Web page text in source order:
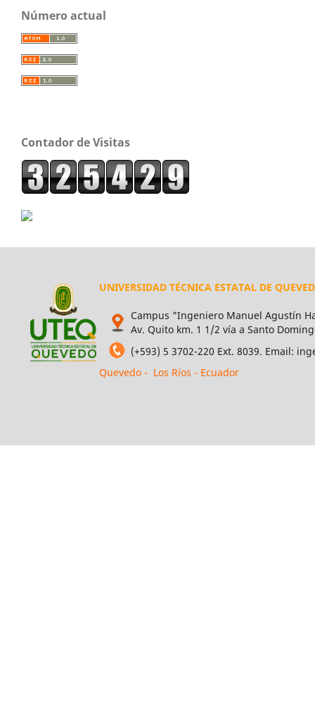
Número actual
Contador de Visitas
UNIVERSIDAD TÉCNICA ESTATAL DE
Campus "Ingeniero Manuel Agustín
Av. Quito km. 1 1/2 vía a Santo
(+593) 5 3702-220 Ext. 8039. Email:
Quevedo - Los Ríos - Ecuador